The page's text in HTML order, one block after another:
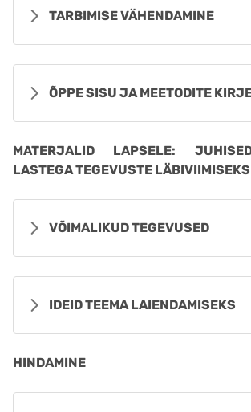
TARBIMISE VÄHENDAMINE
ÕPPE SISU JA MEETODITE
MATERJALID LAPSELE:
LASTEGA TEGEVUSTE LÄBIVIIMISEKS
VÕIMALIKUD TEGEVUSED
IDEID TEEMA LAIENDAMISEKS
HINDAMINE